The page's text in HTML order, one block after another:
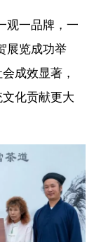
观一品牌，一
展览成功举
成效显著，
化贡献更大